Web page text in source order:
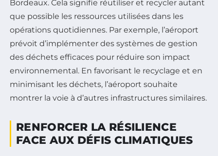
Bordeaux. Cela signifie réutiliser et recycler autant
que possible les ressources utilisées dans les
opérations quotidiennes. Par exemple, l’aéroport
prévoit d’implémenter des systèmes de gestion
des déchets efficaces pour réduire son impact
environnemental. En favorisant le recyclage et en
minimisant les déchets, l’aéroport souhaite
montrer la voie à d’autres infrastructures similaires.
RENFORCER LA RÉSILIENCE
FACE AUX DÉFIS CLIMATIQUES